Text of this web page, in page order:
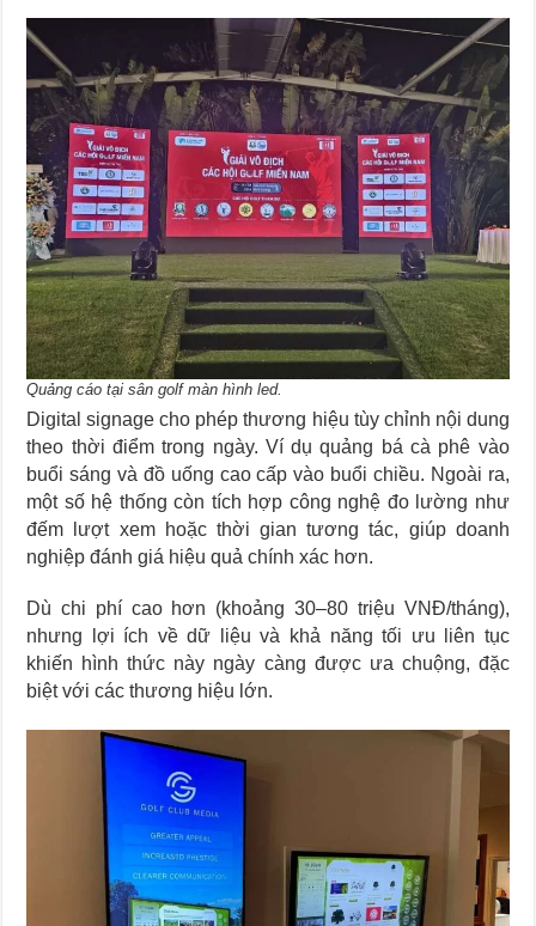
Quảng cáo tại sân golf màn hình led.
Digital signage cho phép thương hiệu tùy chỉnh nội dung
theo thời điểm trong ngày. Ví dụ quảng bá cà phê vào
buổi sáng và đồ uống cao cấp vào buổi chiều. Ngoài ra,
một số hệ thống còn tích hợp công nghệ đo lường như
đếm lượt xem hoặc thời gian tương tác, giúp doanh
nghiệp đánh giá hiệu quả chính xác hơn.
Dù chi phí cao hơn (khoảng 30–80 triệu VNĐ/tháng),
nhưng lợi ích về dữ liệu và khả năng tối ưu liên tục
khiến hình thức này ngày càng được ưa chuộng, đặc
biệt với các thương hiệu lớn.